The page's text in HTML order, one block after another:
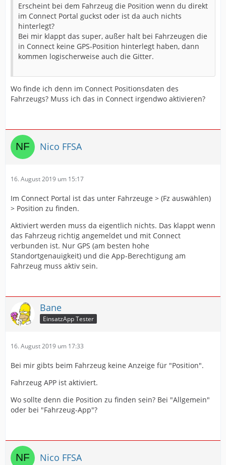
Erscheint bei dem Fahrzeug die Position wenn du direkt
im Connect Portal guckst oder ist da auch nichts
hinterlegt?
Bei mir klappt das super, außer halt bei Fahrzeugen die
in Connect keine GPS-Position hinterlegt haben, dann
kommen logischerweise auch die Gitter.
Wo finde ich denn im Connect Positionsdaten des
Fahrzeugs? Muss ich das in Connect irgendwo aktivieren?
Nico FFSA
16. August 2019 um 15:17
Im Connect Portal ist das unter Fahrzeuge > (Fz auswählen)
> Position zu finden.
Aktiviert werden muss da eigentlich nichts. Das klappt wenn
das Fahrzeug richtig angemeldet und mit Connect
verbunden ist. Nur GPS (am besten hohe
Standortgenauigkeit) und die App-Berechtigung am
Fahrzeug muss aktiv sein.
Bane
EinsatzApp Tester
16. August 2019 um 17:33
Bei mir gibts beim Fahrzeug keine Anzeige für "Position".
Fahrzeug APP ist aktiviert.
Wo sollte denn die Position zu finden sein? Bei "Allgemein"
oder bei "Fahrzeug-App"?
Nico FFSA